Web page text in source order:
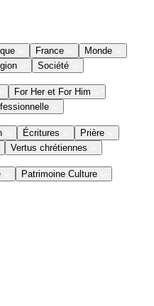
France
Monde
Société
For Her et For Him
Écritures
Prière
Vertus chrétiennes
Patrimoine Culture